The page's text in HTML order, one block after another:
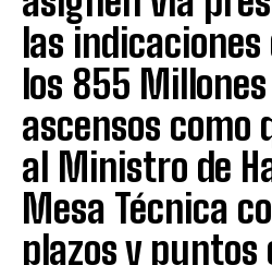
las
los 855
ascensos como
al Ministro de
Mesa Técnica
plazos y puntos